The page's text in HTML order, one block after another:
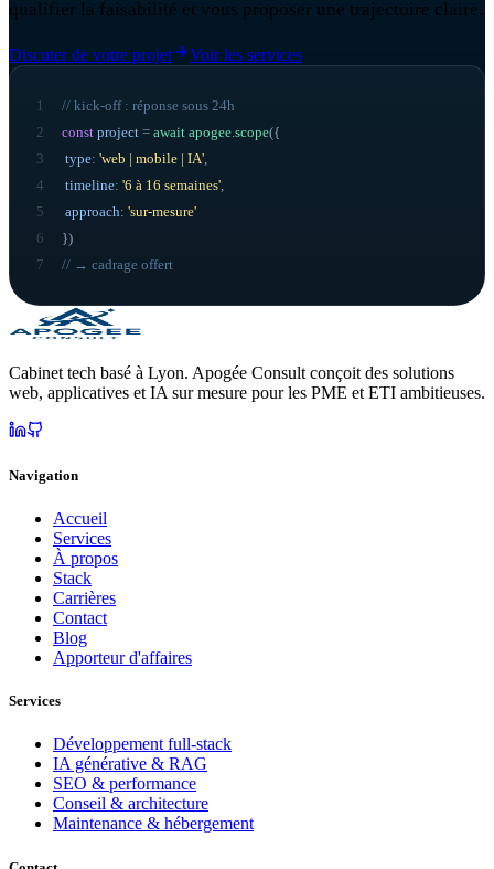
qualifier la faisabilité et vous proposer une trajectoire claire.
Discuter de votre projet Voir les services
1
// kick-off : réponse sous 24h
2
const project = await apogee scope({
3
type: 'web | mobile | IA'
4
timeline: '6 à 16 semaines'
5
approach: 'sur-mesure'
6
})
7
// → cadrage offert
Cabinet tech basé à Lyon. Apogée Consult conçoit des solutions
web, applicatives et IA sur mesure pour les PME et ETI ambitieuses.
Navigation
Accueil
Services
À propos
Stack
Carrières
Contact
Blog
Apporteur d'affaires
Services
Développement full-stack
IA générative & RAG
SEO & performance
Conseil & architecture
Maintenance & hébergement